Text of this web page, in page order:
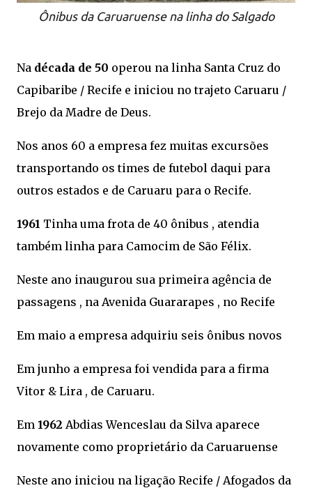
Ônibus da Caruaruense na linha do Salgado
Na década de 50 operou na linha Santa Cruz do
Capibaribe / Recife e iniciou no trajeto Caruaru /
Brejo da Madre de Deus.
Nos anos 60 a empresa fez muitas excursões
transportando os times de futebol daqui para
outros estados e de Caruaru para o Recife.
1961 Tinha uma frota de 40 ônibus , atendia
também linha para Camocim de São Félix.
Neste ano inaugurou sua primeira agência de
passagens , na Avenida Guararapes , no Recife
Em maio a empresa adquiriu seis ônibus novos
Em junho a empresa foi vendida para a firma
Vitor & Lira , de Caruaru.
Em 1962 Abdias Wenceslau da Silva aparece
novamente como proprietário da Caruaruense
Neste ano iniciou na ligação Recife / Afogados da